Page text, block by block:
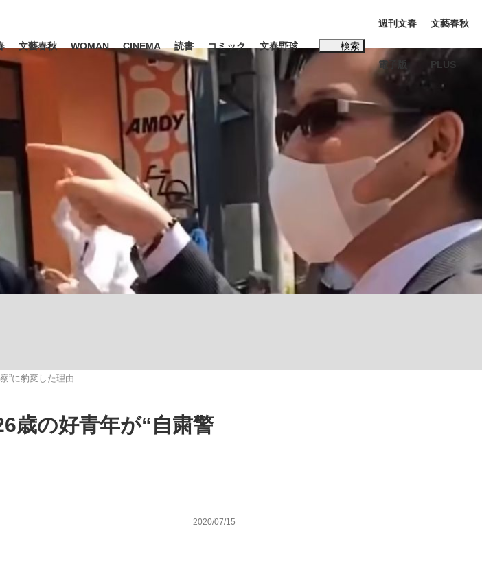
インタビュー 読書
「最悪の空気のまま解散」WBC日本代表“敗戦”の真実 選手が明かす...
「クマが悪者扱いされているのが悲しい」『北の国から』倉本聰氏（91...
観る将棋、読む将棋
文藝春秋 WOMAN CINEMA 読書 コミック 文春野球 検索
#城彰二 #内田有紀
#松田聖子
週刊文春
電子版
文藝春秋
PLUS
”に豹変した理由
歳の好青年が“自粛警
2020/07/15